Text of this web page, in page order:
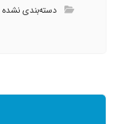
دسته‌بندی نشده